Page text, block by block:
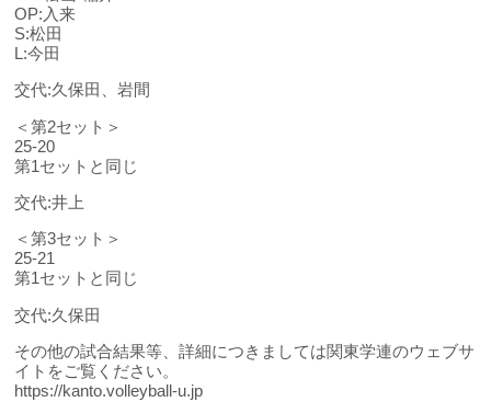
OP:入来
S:松田
L:今田
交代:久保田、岩間
＜第2セット＞
25-20
第1セットと同じ
交代:井上
＜第3セット＞
25-21
第1セットと同じ
交代:久保田
その他の試合結果等、詳細につきましては関東学連のウェブサ
イトをご覧ください。
https://kanto.volleyball-u.jp